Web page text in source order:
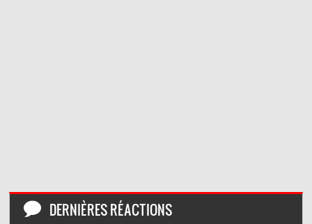
DERNIÈRES RÉACTIONS